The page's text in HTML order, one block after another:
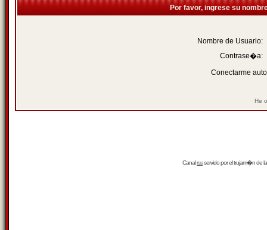
Por favor, ingrese su
Nombre de Usuario:
Contrase�a:
Conectarme
He
Canalrssservido por eltrujam�nde